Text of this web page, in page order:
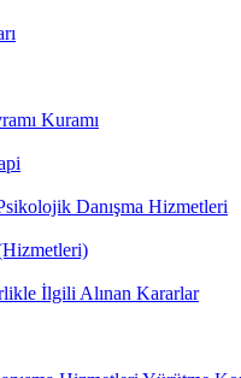
Kuramı
Danışma Hizmetleri
İlgili Alınan Kararlar